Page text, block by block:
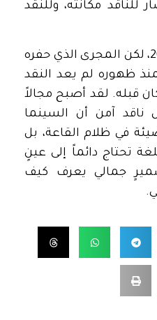
مكانته، وللنقد
رحل سمير فريد عام 2017، لكن المجرى الذي حفره
ظهوره لم يعد النقد
قبله. لقد أصبح مجالاً
ناقد آمن أن السينما
في ظلام القاعة، بل
تحتاج دائماً إلى عينٍ
جمالي يعرف كيف